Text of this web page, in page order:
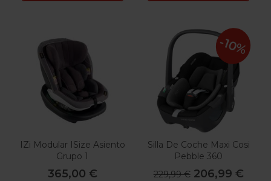
IZi Modular ISize Asiento
Grupo 1
365,00 €
Silla De Coche Maxi Cosi
Pebble 360
229,99 € 206,99 €
-10%